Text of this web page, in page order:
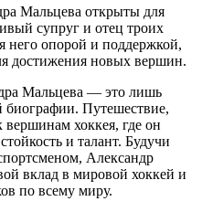
Мальцева открыты для
супруг и отец троих
него опорой и поддержкой,
достижения новых вершин.
Мальцева — это лишь
биографии. Путешествие,
вершинам хоккея, где он
и талант. Будучи
Александр
вклад в мировой хоккей и
по всему миру.